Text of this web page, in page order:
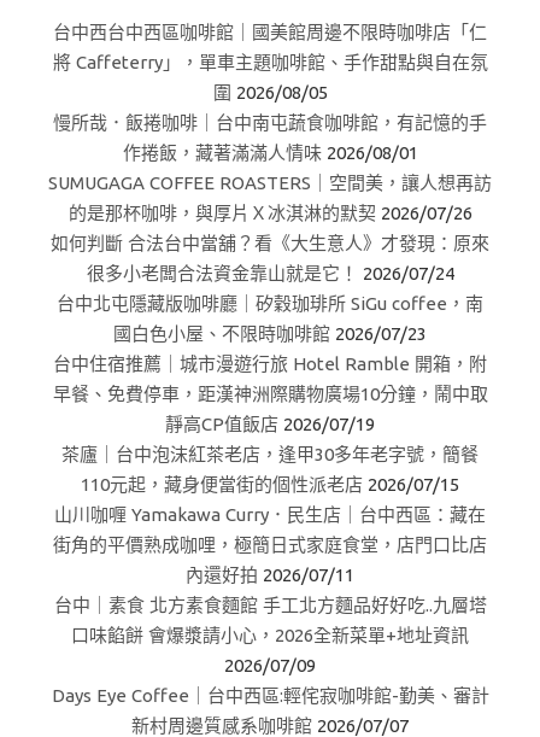
台中西台中西區咖啡館｜國美館周邊不限時咖啡店「仁
將 Caffeterry」，單車主題咖啡館、手作甜點與自在氛
圍 2026/08/05
慢所哉．飯捲咖啡｜台中南屯蔬食咖啡館，有記憶的手
作捲飯，藏著滿滿人情味 2026/08/01
SUMUGAGA COFFEE ROASTERS｜空間美，讓人想再訪
的是那杯咖啡，與厚片Ｘ冰淇淋的默契 2026/07/26
如何判斷 合法台中當舖？看《大生意人》才發現：原來
很多小老闆合法資金靠山就是它！
2026/07/24
台中北屯隱藏版咖啡廳｜矽穀珈琲所 SiGu coffee，南
國白色小屋、不限時咖啡館 2026/07/23
台中住宿推薦｜城市漫遊行旅 Hotel Ramble 開箱，附
早餐、免費停車，距漢神洲際購物廣場10分鐘，鬧中取
靜高CP值飯店 2026/07/19
茶廬｜台中泡沫紅茶老店，逢甲30多年老字號，簡餐
110元起，藏身便當街的個性派老店 2026/07/15
山川咖喱 Yamakawa Curry．民生店｜台中西區：藏在
街角的平價熟成咖哩，極簡日式家庭食堂，店門口比店
內還好拍 2026/07/11
台中｜素食 北方素食麵館 手工北方麵品好好吃..九層塔
口味餡餅 會爆漿請小心，2026全新菜單+地址資訊
2026/07/09
Days Eye Coffee｜台中西區:輕侘寂咖啡館-勤美、審計
新村周邊質感系咖啡館 2026/07/07